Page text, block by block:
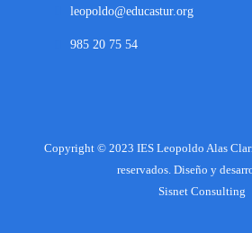
leopoldo@educastur.org
985 20 75 54
Copyright © 2023 IES Leopoldo Alas
reservados. Diseño y
Sisnet Consulting